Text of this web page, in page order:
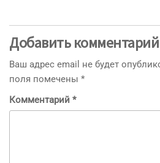
Добавить комментарий
Ваш адрес email не будет
поля помечены *
Комментарий *